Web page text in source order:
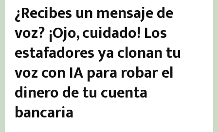
​¿Recibes un mensaje de
voz? ¡Ojo, cuidado! Los
estafadores ya clonan tu
voz con IA para robar el
dinero de tu cuenta
bancaria